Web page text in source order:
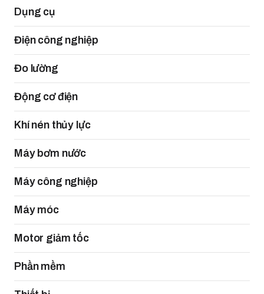
Dụng cụ
Điện công nghiệp
Đo lường
Động cơ điện
Khí nén thủy lực
Máy bơm nước
Máy công nghiệp
Máy móc
Motor giảm tốc
Phần mềm